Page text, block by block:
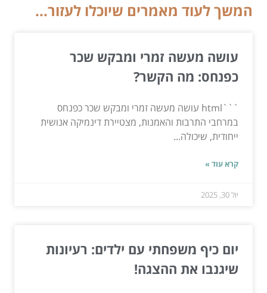
המשך לעוד מאמרים שיוכלו לעזור...
עושה מעשה זמרי ומבקש שכר
כפנחס: מה הקשר?
```html עושה מעשה זמרי ומבקש שכר כפנחס
במרחבי התרבות והאמנות, מצטיירת דינמיקה אנושית
ייחודית, שיכולה...
קרא עוד »
יול 30, 2025
יום כיף משפחתי עם ילדים: רעיונות
שיגנבו את ההצגה!